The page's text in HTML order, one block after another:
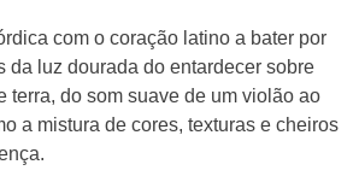
com o coração latino a bater por
da luz dourada do entardecer sobre
terra, do som suave de um violão ao
a mistura de cores, texturas e cheiros